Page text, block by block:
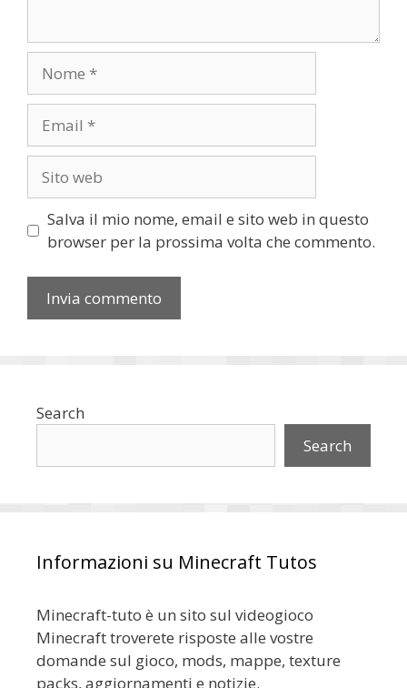
web
Salva il mio nome, email e sito web in questo
browser per la prossima volta che commento.
Search
Search
Informazioni su Minecraft Tutos
Minecraft-tuto è un sito sul videogioco
Minecraft troverete risposte alle vostre
domande sul gioco, mods, mappe, texture
packs, aggiornamenti e notizie.